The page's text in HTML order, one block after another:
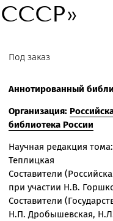
СССР»
Под заказ
Аннотированный
Организация:
библиотека России
Научная редакция
Теплицкая
Составители
при участии Н.В.
Составители
Н.П. Дробышевская,